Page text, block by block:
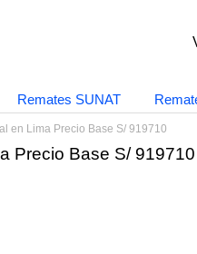
Remates SUNAT
en Lima Precio Base S/ 919710
Precio Base S/